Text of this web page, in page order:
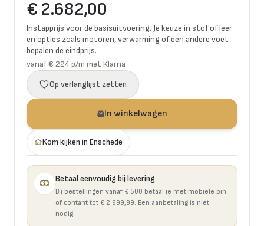
€ 2.682,00
Instapprijs voor de basisuitvoering. Je keuze in stof of leer
en opties zoals motoren, verwarming of een andere voet
bepalen de eindprijs.
vanaf € 224 p/m met Klarna
Op verlanglijst zetten
In winkelwagen
Kom kijken in Enschede
Betaal eenvoudig bij levering
Bij bestellingen vanaf € 500 betaal je met mobiele pin
of contant tot € 2.999,99. Een aanbetaling is niet
nodig.